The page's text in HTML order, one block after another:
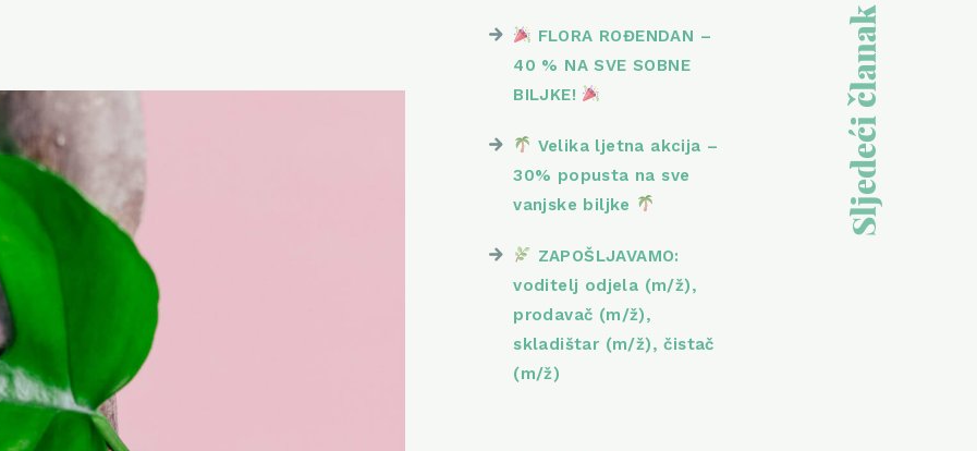
FLORA ROĐENDAN –
40 % NA SVE SOBNE
BILJKE!
Velika ljetna akcija –
30% popusta na sve
vanjske biljke
ZAPOŠLJAVAMO:
voditelj odjela (m/ž),
prodavač (m/ž),
skladištar (m/ž), čistač
(m/ž)
Sljedeći članak